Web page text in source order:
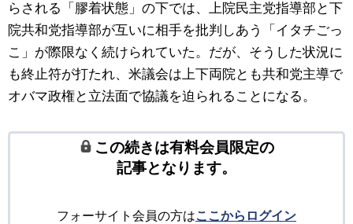
らされる「膠着状態」の下では、上院民主党指導部と下
院共和党指導部が互いに相手を批判しあう「イタチごっ
こ」が際限なく続けられていた。だが、そうした状況に
も終止符が打たれ、米議会は上下両院とも共和党主導で
オバマ政権と立法面で協議を迫られることになる。
この続きは有料会員限定の
記事となります。
フォーサイト会員の方はここからログイン